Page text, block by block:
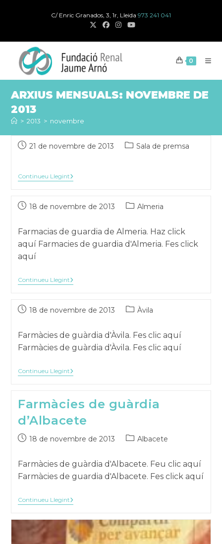
C/ Enric Granados, 3, 1r, Lleida 973 241 041
0
ARXIUS MENSUALS: NOVEMBRE DE
2013
> 2013 > novembre
Publicat
21 de novembre de 2013
Categoria
Sala de premsa
Continueu Llegint
Publicat
18 de novembre de 2013
Categoria
publicació:
Almeria
Farmacias de guardia de Almeria. Haz click
aquí Farmacies de guardia d'Almeria. Fes click
aquí
Continueu Llegint
Publicat
18 de novembre de 2013
Categoria
publicació:
Àvila
Farmàcies de guàrdia d'Àvila. Fes clic aquí
Farmàcies de guàrdia d'Àvila. Fes clic aquí
Continueu Llegint
Farmàcies de guàrdia
d’Albacete
Publicat
18 de novembre de 2013
Categoria
publicació:
Albacete
Farmàcies de guàrdia d'Albacete. Feu clic aquí
Farmàcies de guardia d'Albacete. Fes click aquí
Continueu LlegintFarmàcies
De
D’Albacete